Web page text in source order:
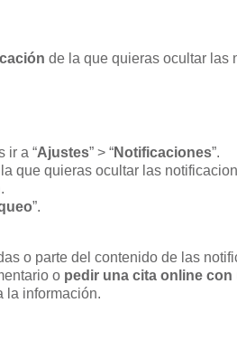
de la que quieras ocultar las
ir a “Ajustes” > “Notificaciones”.
que quieras ocultar las
”.
o parte del contenido de las
o pedir una cita online
la información.